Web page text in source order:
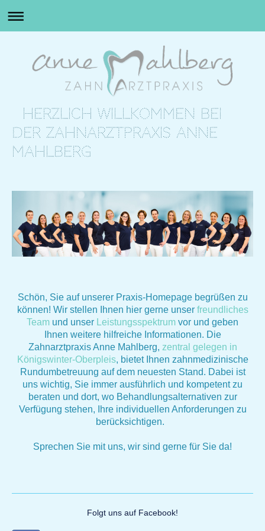
Herzlich Willkommen bei
der Zahnarztpraxis Anne
Mahlberg
Schön, Sie auf unserer Praxis-Homepage begrüßen zu
können! Wir stellen Ihnen hier gerne unser freundliches
Team und unser Leistungsspektrum vor und geben
Ihnen weitere hilfreiche Informationen. Die
Zahnarztpraxis Anne Mahlberg, zentral gelegen in
Königswinter-Oberpleis, bietet Ihnen zahnmedizinische
Rundumbetreuung auf dem neuesten Stand. Dabei ist
uns wichtig, Sie immer ausführlich und kompetent zu
beraten und dort, wo Behandlungsalternativen zur
Verfügung stehen, Ihre individuellen Anforderungen zu
berücksichtigen.
Sprechen Sie mit uns, wir sind gerne für Sie da!
Folgt uns auf Facebook!